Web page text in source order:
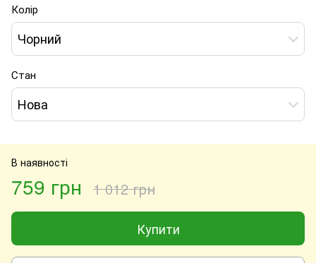
Колір
Чорний
Стан
Нова
В наявності
759 грн 1 012 грн
Купити